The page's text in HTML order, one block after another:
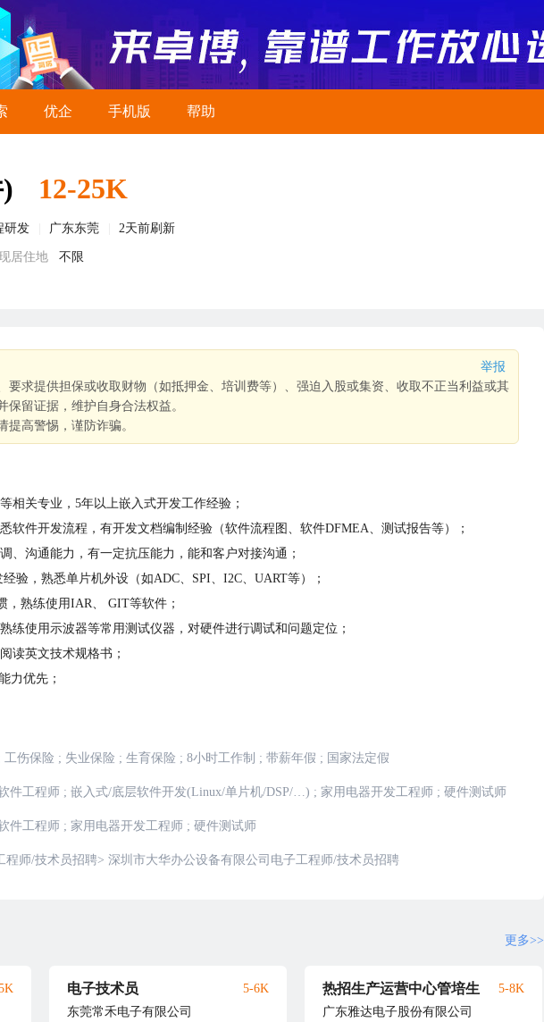
优企 手机版 帮助
12-25K
研发 广东东莞 2天前刷新
居住地 不限
举报
要求提供担保或收取财物（如抵押金、培训费等）、强迫入股或集资、收取不正当利益或其
留证据，维护自身合法权益。
提高警惕，谨防诈骗。
相关专业，5年以上嵌入式开发工作经验；
软件开发流程，有开发文档编制经验（软件流程图、软件DFMEA、测试报告等）；
、沟通能力，有一定抗压能力，能和客户对接沟通；
验，熟悉单片机外设（如ADC、SPI、I2C、UART等）；
，熟练使用IAR、 GIT等软件；
练使用示波器等常用测试仪器，对硬件进行调试和问题定位；
读英文技术规格书；
力优先；
工伤保险 ; 失业保险 ; 生育保险 ; 8小时工作制 ; 带薪年假 ; 国家法定假
件工程师 ; 嵌入式/底层软件开发(Linux/单片机/DSP/…) ; 家用电器开发工程师 ; 硬件测试师
件工程师 ; 家用电器开发工程师 ; 硬件测试师
程师/技术员招聘> 深圳市大华办公设备有限公司电子工程师/技术员招聘
更多>>
电子技术员
东莞常禾电子有限公司
5-6K 热招生产运营中心管培生
广东雅达电子股份有限公司
5-8K